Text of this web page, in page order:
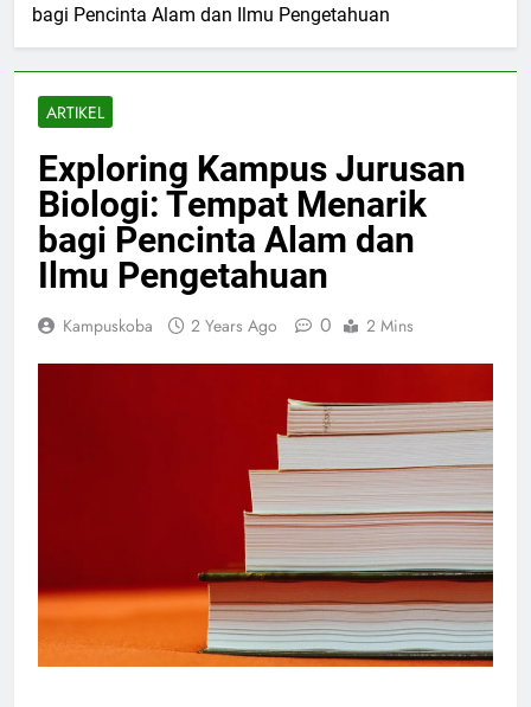
bagi Pencinta Alam dan Ilmu Pengetahuan
ARTIKEL
Exploring Kampus Jurusan
Biologi: Tempat Menarik
bagi Pencinta Alam dan
Ilmu Pengetahuan
Kampuskoba 2 Years Ago 0 2 Mins